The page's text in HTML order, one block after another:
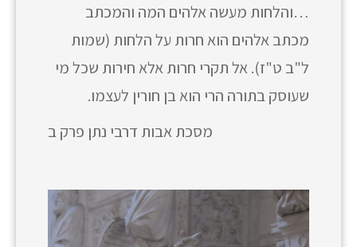
…והלחות מעשה אלהים המה והמכתב
מכתב אלהים הוא חרות על הלחות (שמות
ל"ב ט"ז). אל תקרי חרות אלא חירות שכל מי
שעוסק בתורה הרי הוא בן חורין לעצמו.
מסכת אבות דרבי נתן פרק ב